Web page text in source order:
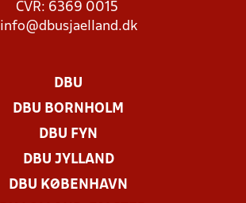
CVR: 6369 0015
info@dbusjaelland.dk
DBU
DBU BORNHOLM
DBU FYN
DBU JYLLAND
DBU KØBENHAVN